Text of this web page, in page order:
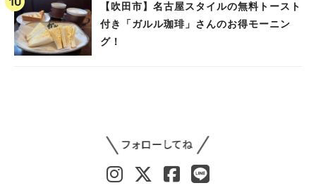
【吹田市】名古屋スタイルの無料トースト
付き「ガルル珈琲」さんのお得モーニン
グ！